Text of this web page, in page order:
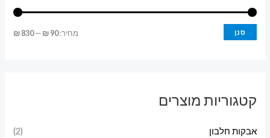
ממ
סנן מחיר:90 ₪
—
830 ₪
קטגוריות מוצרים
אבקות חלבון (2)